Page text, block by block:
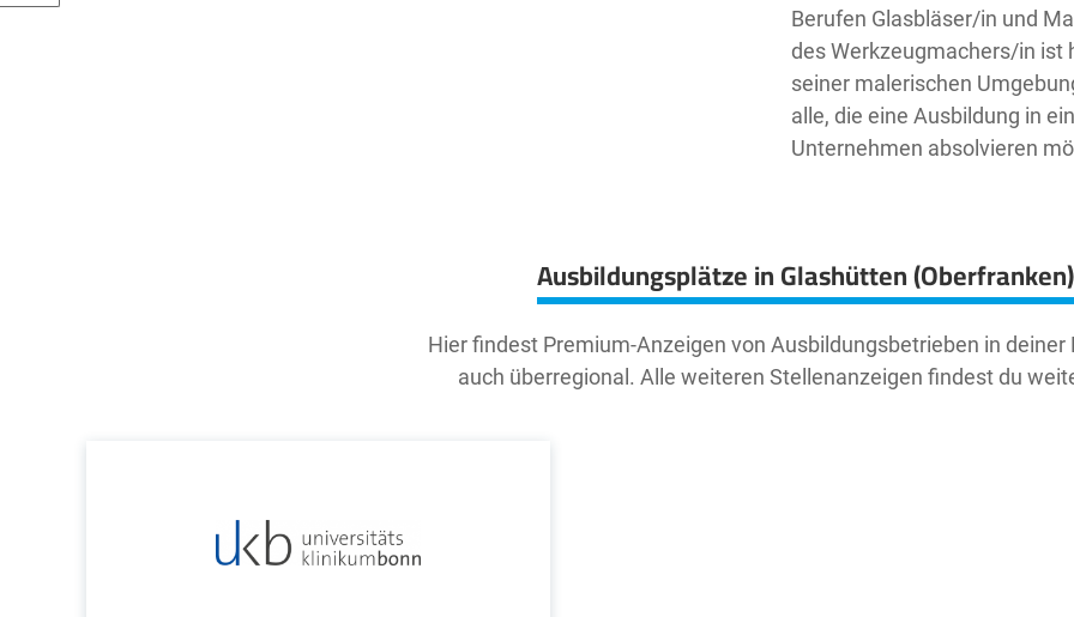
Berufen Glasbläser/in und
des Werkzeugmachers/in ist
seiner malerischen
alle, die eine Ausbildung in
Unternehmen absolvieren
Ausbildungsplätze in Glashütten (Oberfranken)
Hier findest Premium-Anzeigen von Ausbildungsbetrieben in deiner
auch überregional. Alle weiteren Stellenanzeigen findest du